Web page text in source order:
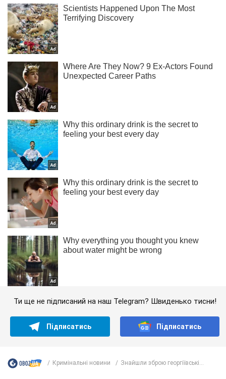
Ти ще не підписаний на наш Telegram? Швиденько тисни!
Підписатись Підписатись
Кримінальні новини Знайшли зброю георгіївські...